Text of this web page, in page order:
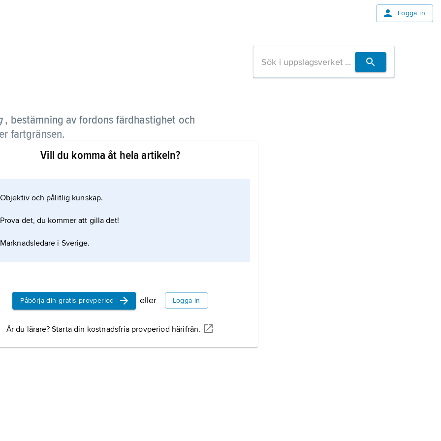
Logga in
, bestämning av fordons färdhastighet och
fartgränsen.
a) radarhastighetsmätare (dopplerradar) som
(minst 300 m) med stoppur och
mellan gula märken i vägbanan på 505 m
m) från följebil med s.k. polispilot, som beräknar
Vill du komma åt hela artikeln?
Objektiv och pålitlig kunskap.
Prova det, du kommer att gilla det!
Marknadsledare i Sverige.
Påbörja din gratis provperiod eller Logga in
Är du lärare? Starta din kostnadsfria provperiod härifrån.